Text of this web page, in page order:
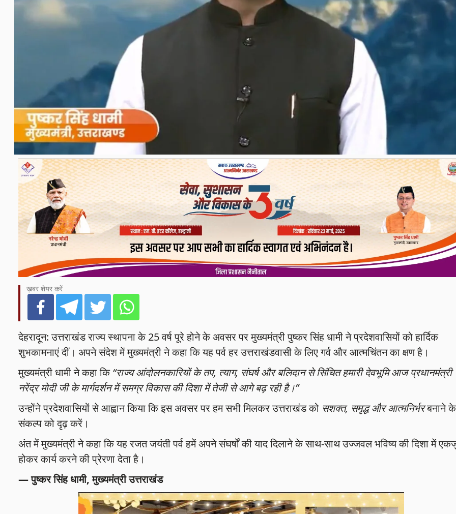
ख़बर शेयर करें
देहरादून: उत्तराखंड राज्य स्थापना के 25 वर्ष पूरे होने के अवसर पर मुख्यमंत्री पुष्कर सिंह धामी ने प्रदेशवासियों को हार्दिक
शुभकामनाएं दीं। अपने संदेश में मुख्यमंत्री ने कहा कि यह पर्व हर उत्तराखंडवासी के लिए गर्व और आत्मचिंतन का क्षण है।
मुख्यमंत्री धामी ने कहा कि“राज्य आंदोलनकारियों के तप, त्याग, संघर्ष और बलिदान से सिंचित हमारी देवभूमि आज प्रधानमंत्री
नरेंद्र मोदी जी के मार्गदर्शन में समग्र विकास की दिशा में तेजी से आगे बढ़ रही है।”
उन्होंने प्रदेशवासियों से आह्वान किया कि इस अवसर पर हम सभी मिलकर उत्तराखंड को सशक्त, समृद्ध और आत्मनिर्भरबनाने के
संकल्प को दृढ़ करें।
अंत में मुख्यमंत्री ने कहा कि यह रजत जयंती पर्व हमें अपने संघर्षों की याद दिलाने के साथ-साथ उज्जवल भविष्य की दिशा में
होकर कार्य करने की प्रेरणा देता है।
— पुष्कर सिंह धामी, मुख्यमंत्री उत्तराखंड